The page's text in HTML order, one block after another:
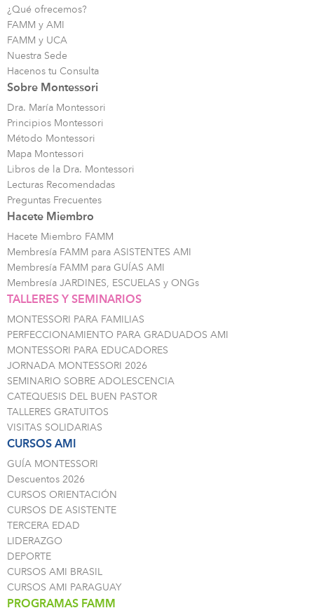
¿Qué ofrecemos?
FAMM y AMI
FAMM y UCA
Nuestra Sede
Hacenos tu Consulta
Sobre Montessori
Dra. María Montessori
Principios Montessori
Método Montessori
Mapa Montessori
Libros de la Dra. Montessori
Lecturas Recomendadas
Preguntas Frecuentes
Hacete Miembro
Hacete Miembro FAMM
Membresía FAMM para ASISTENTES AMI
Membresía FAMM para GUÍAS AMI
Membresía JARDINES, ESCUELAS y ONGs
TALLERES Y SEMINARIOS
MONTESSORI PARA FAMILIAS
PERFECCIONAMIENTO PARA GRADUADOS AMI
MONTESSORI PARA EDUCADORES
JORNADA MONTESSORI 2026
SEMINARIO SOBRE ADOLESCENCIA
CATEQUESIS DEL BUEN PASTOR
TALLERES GRATUITOS
VISITAS SOLIDARIAS
CURSOS AMI
GUÍA MONTESSORI
Descuentos 2026
CURSOS ORIENTACIÓN
CURSOS DE ASISTENTE
TERCERA EDAD
LIDERAZGO
DEPORTE
CURSOS AMI BRASIL
CURSOS AMI PARAGUAY
PROGRAMAS FAMM